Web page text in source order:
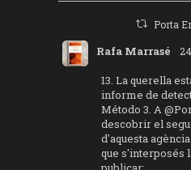
Porta
Rafa Marrasé
13. La querella
informe de
Método 3. A
descobrir el
d'aquesta
que s'interposés